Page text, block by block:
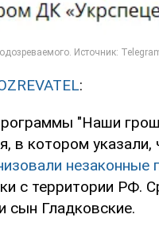
:
"Наши
в котором
незаконные
с территории РФ.
сын Гладковские.